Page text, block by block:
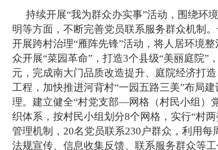
持续开展“我为群众办实事”活动，围绕环
明等方面，不断完善党员联系服务群众机制
开展跨村治理“雁阵先锋”活动，将人居环境
众开展“菜园革命”，打造3个县级“美丽庭院”
元，完成南大门品质改造提升、庭院经济打
工程，加快推进河背村“一园五路三美”布局
理。建立健全“村党支部—网格（村民小组）
织体系，按村民小组划分8个网格，实行“村
管理机制，20名党员联系230户群众，利用
法规宣传、信息收集反馈、联系服务群众等